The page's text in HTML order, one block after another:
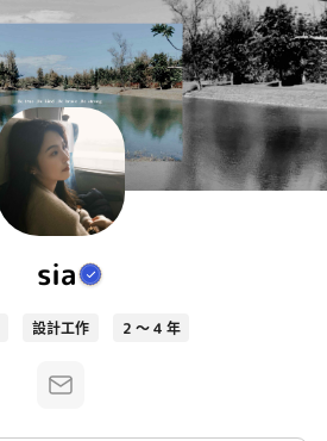
sia
設計工作 2 ～ 4 年